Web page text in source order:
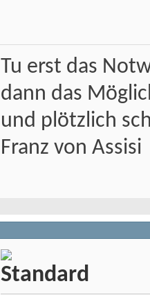
Tu erst das
dann das
und plötzlich
Franz von Assisi